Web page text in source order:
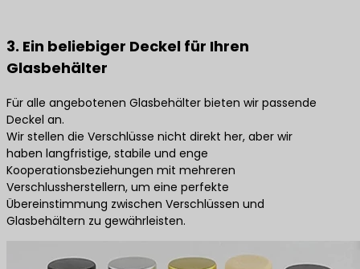
3. Ein beliebiger Deckel für Ihren
Glasbehälter
Für alle angebotenen Glasbehälter bieten wir passende
Deckel an.
Wir stellen die Verschlüsse nicht direkt her, aber wir
haben langfristige, stabile und enge
Kooperationsbeziehungen mit mehreren
Verschlussherstellern, um eine perfekte
Übereinstimmung zwischen Verschlüssen und
Glasbehältern zu gewährleisten.